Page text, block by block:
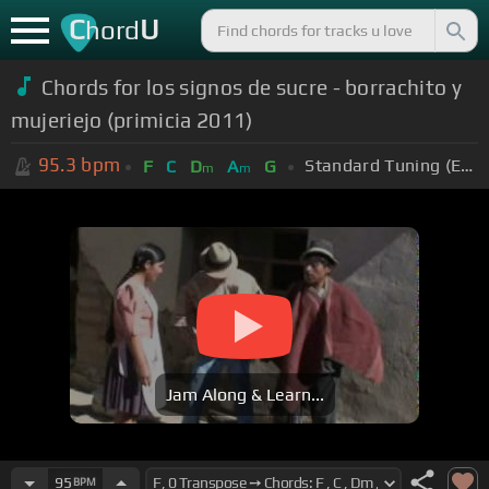
ChordU
Chords for los signos de sucre - borrachito y
mujeriejo (primicia 2011)
95.3 bpm F C Dm Am G Standard Tuning (EADGBE)
Jam Along & Learn...
95 BPM